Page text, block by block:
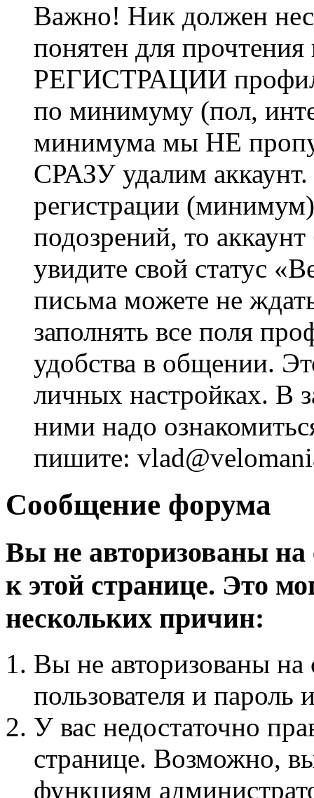
Важно! Ник должен
понятен для
РЕГИСТРАЦИИ профиль
по минимуму (пол,
минимума мы НЕ
СРАЗУ удалим
регистрации
подозрений, то
увидите свой статус
письма можете не
заполнять все поля
удобства в общении.
личных настройках. В
ними надо
пишите:
Сообщение форума
Вы не авторизованы на
к этой странице. Это
нескольких причин:
Вы не авторизованы на
пользователя и пароль
У вас недостаточно
странице. Возможно,
функциям